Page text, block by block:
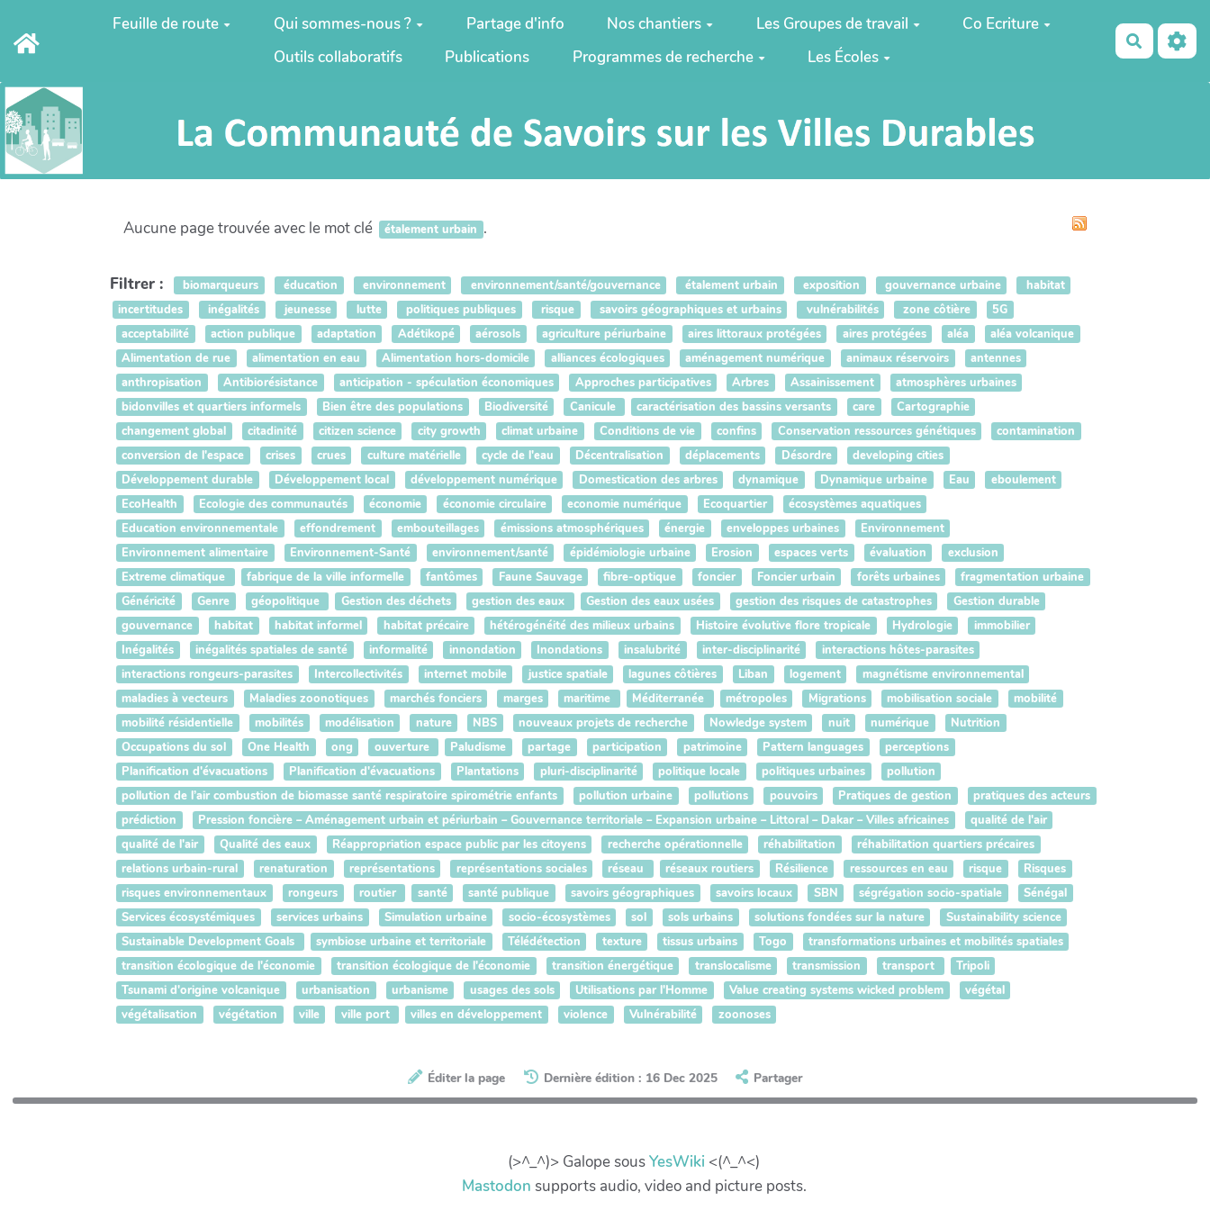
Aller au contenu principal
Feuille de route Qui sommes-nous ? Partage d'info Nos chantiers Les Groupes de travail
Co Ecriture
Outils collaboratifs
Publications Programmes de recherche Les Écoles
Aucune page trouvée avec le mot clé étalement urbain .
Filtrer : biomarqueurs éducation environnement environnement/santé/gouvernance étalement urbain exposition gouvernance urbaine
habitat
incertitudes
inégalités jeunesse lutte politiques publiques risque savoirs géographiques et urbains vulnérabilités zone côtière
5G
acceptabilité
action publique adaptation Adétikopé aérosols agriculture périurbaine aires littoraux protégées aires protégées aléa
aléa volcanique
Alimentation de rue
alimentation en eau Alimentation hors-domicile alliances écologiques aménagement numérique animaux réservoirs
antennes
anthropisation
Antibiorésistance anticipation - spéculation économiques Approches participatives Arbres Assainissement
atmosphères urbaines
bidonvilles et quartiers informels
Bien être des populations Biodiversité Canicule caractérisation des bassins versants care
Cartographie
changement global
citadinité citizen science city growth climat urbaine Conditions de vie confins Conservation ressources génétiques
contamination
conversion de l'espace
crises crues culture matérielle cycle de l'eau Décentralisation déplacements Désordre
developing cities
Développement durable
Développement local développement numérique Domestication des arbres dynamique Dynamique urbaine Eau
eboulement
EcoHealth
Ecologie des communautés économie économie circulaire economie numérique Ecoquartier
écosystèmes aquatiques
Education environnementale
effondrement embouteillages émissions atmosphériques énergie enveloppes urbaines
Environnement
Environnement alimentaire
Environnement-Santé environnement/santé épidémiologie urbaine Erosion espaces verts évaluation
exclusion
Extreme climatique
fabrique de la ville informelle fantômes Faune Sauvage fibre-optique foncier Foncier urbain forêts urbaines
fragmentation urbaine
Généricité
Genre géopolitique Gestion des déchets gestion des eaux Gestion des eaux usées gestion des risques de catastrophes
Gestion durable
gouvernance
habitat habitat informel habitat précaire hétérogénéité des milieux urbains Histoire évolutive flore tropicale Hydrologie
immobilier
Inégalités
inégalités spatiales de santé informalité innondation Inondations insalubrité inter-disciplinarité
interactions hôtes-parasites
interactions rongeurs-parasites
Intercollectivités internet mobile justice spatiale lagunes côtières Liban logement
magnétisme environnemental
maladies à vecteurs
Maladies zoonotiques marchés fonciers marges maritime Méditerranée métropoles Migrations mobilisation sociale
mobilité
mobilité résidentielle
mobilités modélisation nature NBS nouveaux projets de recherche Nowledge system nuit numérique
Nutrition
Occupations du sol
One Health ong ouverture Paludisme partage participation patrimoine Pattern languages
perceptions
Planification d'évacuations
Planification d'évacuations Plantations pluri-disciplinarité politique locale politiques urbaines
pollution
pollution de l’air combustion de biomasse santé respiratoire spirométrie enfants
pollution urbaine pollutions pouvoirs Pratiques de gestion
pratiques des acteurs
prédiction
Pression foncière – Aménagement urbain et périurbain – Gouvernance territoriale – Expansion urbaine – Littoral – Dakar – Villes africaines
qualité de l'air
qualité de l'air
Qualité des eaux Réappropriation espace public par les citoyens recherche opérationnelle réhabilitation
réhabilitation quartiers précaires
relations urbain-rural
renaturation représentations représentations sociales réseau réseaux routiers Résilience ressources en eau risque
Risques
risques environnementaux
rongeurs routier santé santé publique savoirs géographiques savoirs locaux SBN ségrégation socio-spatiale
Sénégal
Services écosystémiques
services urbains Simulation urbaine socio-écosystèmes sol sols urbains solutions fondées sur la nature
Sustainability science
Sustainable Development Goals
symbiose urbaine et territoriale Télédétection texture tissus urbains Togo
transformations urbaines et mobilités spatiales
transition écologique de l'économie
transition écologique de l'économie transition énergétique translocalisme transmission transport
Tripoli
Tsunami d'origine volcanique
urbanisation urbanisme usages des sols Utilisations par l'Homme Value creating systems wicked problem
végétal
végétalisation
végétation ville ville port villes en développement violence Vulnérabilité zoonoses
Éditer la page Dernière édition : 16 Dec 2025 Partager
(>^_^)> Galope sousYesWiki <(^_^<)
Mastodon supports audio, video and picture posts.